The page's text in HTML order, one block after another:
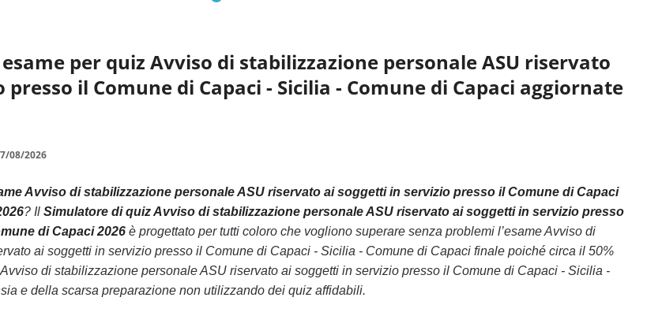
per quiz Avviso di stabilizzazione personale ASU riservato
il Comune di Capaci - Sicilia - Comune di Capaci aggiornate
08/2026
Avviso di stabilizzazione personale ASU riservato ai soggetti in servizio presso il Comune di Capaci
? Il Simulatore di quiz Avviso di stabilizzazione personale ASU riservato ai soggetti in servizio presso
di Capaci 2026è progettato per tutti coloro che vogliono superare senza problemi l’esame Avviso di
ai soggetti in servizio presso il Comune di Capaci - Sicilia - Comune di Capaci finale poiché circa il 50%
di stabilizzazione personale ASU riservato ai soggetti in servizio presso il Comune di Capaci - Sicilia -
e della scarsa preparazione non utilizzando dei quiz affidabili.